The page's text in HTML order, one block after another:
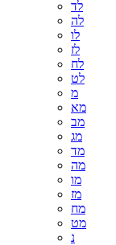
לד
לה
לו
לז
לח
לט
מ
מא
מב
מג
מד
מה
מו
מז
מח
מט
נ